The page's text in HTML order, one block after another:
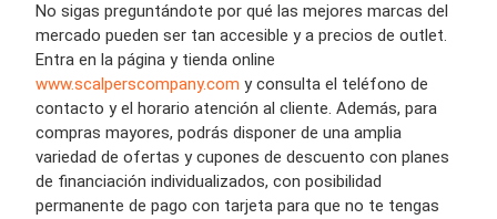
No sigas preguntándote por qué las mejores marcas del
mercado pueden ser tan accesible y a precios de outlet.
Entra en la página y tienda online
www.scalperscompany.com y consulta el teléfono de
contacto y el horario atención al cliente. Además, para
compras mayores, podrás disponer de una amplia
variedad de ofertas y cupones de descuento con planes
de financiación individualizados, con posibilidad
permanente de pago con tarjeta para que no te tengas